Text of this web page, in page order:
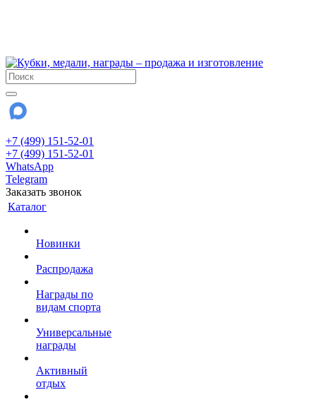
+7 (499) 151-52-01
+7 (499) 151-52-01
WhatsApp
Telegram
Заказать звонок
Каталог
Новинки
Распродажа
Награды по
видам спорта
Универсальные
награды
Активный
отдых